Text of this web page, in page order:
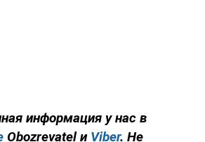
информация у нас в
Obozrevatel и Viber. Не